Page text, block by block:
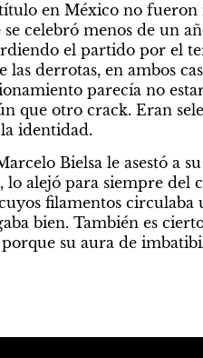
en México no
celebró menos de un
el partido por el
las derrotas, en ambos
parecía no
que otro crack. Eran
identidad.
Bielsa le asestó a
lo alejó para siempre del
filamentos
bien. También es
su aura de